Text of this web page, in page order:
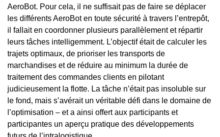
AeroBot. Pour cela, il ne suffisait pas de faire se déplacer
les différents AeroBot en toute sécurité à travers l’entrepôt,
il fallait en coordonner plusieurs parallèlement et répartir
leurs tâches intelligemment. L’objectif était de calculer les
trajets optimaux, de prioriser les transports de
marchandises et de réduire au minimum la durée de
traitement des commandes clients en pilotant
judicieusement la flotte. La tâche n’était pas insoluble sur
le fond, mais s’avérait un véritable défi dans le domaine de
l’optimisation – et a ainsi offert aux participants et
participantes un aperçu pratique des développements